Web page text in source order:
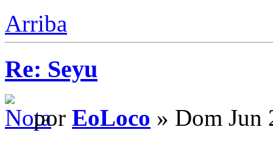
Arriba
Re: Seyu
por EoLoco » Dom Jun